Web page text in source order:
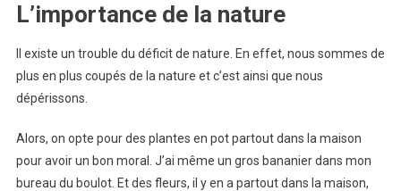
L’importance de la nature
Il existe un trouble du déficit de nature. En effet, nous sommes de
plus en plus coupés de la nature et c’est ainsi que nous
dépérissons.
Alors, on opte pour des plantes en pot partout dans la maison
pour avoir un bon moral. J’ai même un gros bananier dans mon
bureau du boulot. Et des fleurs, il y en a partout dans la maison,